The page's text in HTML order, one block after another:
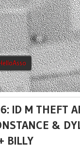
ID M THEFT
&
BILLY